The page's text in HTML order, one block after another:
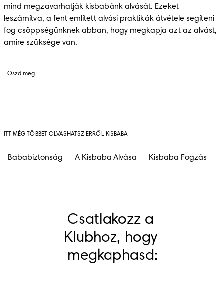
mind megzavarhatják kisbabánk alvását. Ezeket
leszámítva, a fent említett alvási praktikák átvétele segíteni
fog csöppségünknek abban, hogy megkapja azt az alvást,
amire szüksége van.
Oszd meg
ITT MÉG TÖBBET OLVASHATSZ ERRŐL KISBABA
Bababiztonság A Kisbaba Alvása Kisbaba Fogzás
Csatlakozz a
Klubhoz, hogy
megkaphasd: